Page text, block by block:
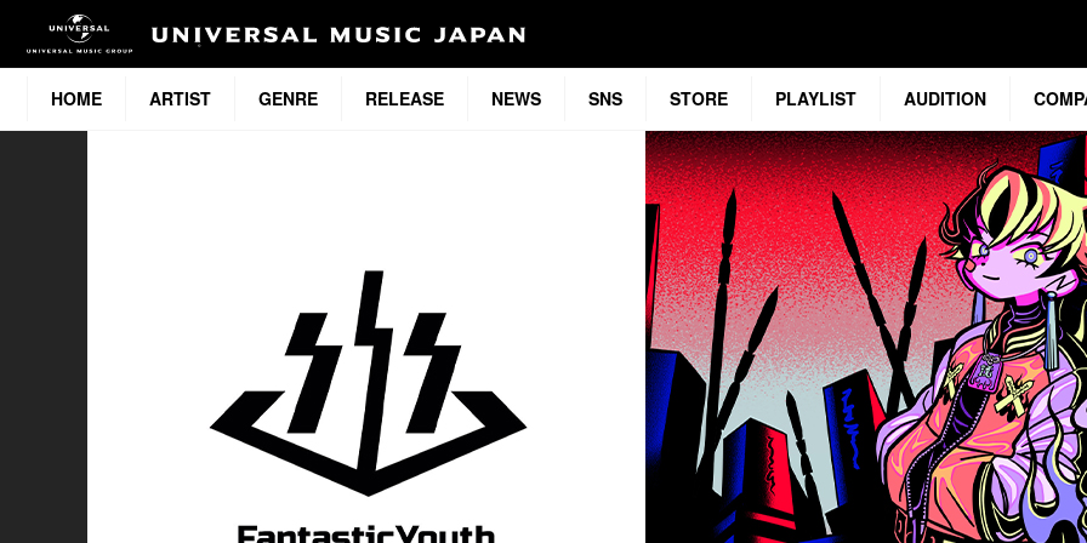
HOME ARTIST GENRE RELEASE NEWS SNS STORE PLAYLIST AUDITION